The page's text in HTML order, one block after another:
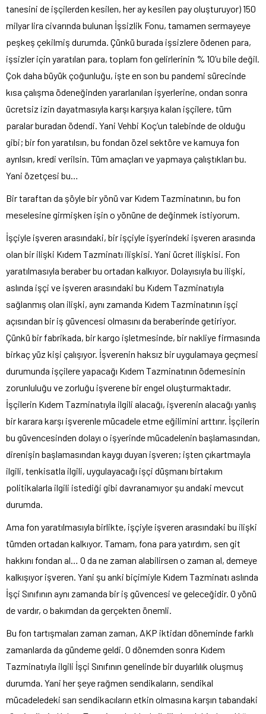
tanesini de işçilerden kesilen, her ay kesilen pay oluşturuyor) 150
milyar lira civarında bulunan İşsizlik Fonu, tamamen sermayeye
peşkeş çekilmiş durumda. Çünkü burada işsizlere ödenen para,
işsizler için yaratılan para, toplam fon gelirlerinin % 10’u bile değil.
Çok daha büyük çoğunluğu, işte en son bu pandemi sürecinde
kısa çalışma ödeneğinden yararlanılan işyerlerine, ondan sonra
ücretsiz izin dayatmasıyla karşı karşıya kalan işçilere, tüm
paralar buradan ödendi. Yani Vehbi Koç’un talebinde de olduğu
gibi; bir fon yaratılsın, bu fondan özel sektöre ve kamuya fon
ayrılsın, kredi verilsin. Tüm amaçları ve yapmaya çalıştıkları bu.
Yani özetçesi bu…
Bir taraftan da şöyle bir yönü var Kıdem Tazminatının, bu fon
meselesine girmişken işin o yönüne de değinmek istiyorum.
İşçiyle işveren arasındaki, bir işçiyle işyerindeki işveren arasında
olan bir ilişki Kıdem Tazminatı ilişkisi. Yani ücret ilişkisi. Fon
yaratılmasıyla beraber bu ortadan kalkıyor. Dolayısıyla bu ilişki,
aslında işçi ve işveren arasındaki bu Kıdem Tazminatıyla
sağlanmış olan ilişki, aynı zamanda Kıdem Tazminatının işçi
açısından bir iş güvencesi olmasını da beraberinde getiriyor.
Çünkü bir fabrikada, bir kargo işletmesinde, bir nakliye firmasında
birkaç yüz kişi çalışıyor. İşverenin haksız bir uygulamaya geçmesi
durumunda işçilere yapacağı Kıdem Tazminatının ödemesinin
zorunluluğu ve zorluğu işverene bir engel oluşturmaktadır.
İşçilerin Kıdem Tazminatıyla ilgili alacağı, işverenin alacağı yanlış
bir karara karşı işverenle mücadele etme eğilimini arttırır. İşçilerin
bu güvencesinden dolayı o işyerinde mücadelenin başlamasından,
direnişin başlamasından kaygı duyan işveren; işten çıkartmayla
ilgili, tenkisatla ilgili, uygulayacağı işçi düşmanı birtakım
politikalarla ilgili istediği gibi davranamıyor şu andaki mevcut
durumda.
Ama fon yaratılmasıyla birlikte, işçiyle işveren arasındaki bu ilişki
tümden ortadan kalkıyor. Tamam, fona para yatırdım, sen git
hakkını fondan al… O da ne zaman alabilirsen o zaman al, demeye
kalkışıyor işveren. Yani şu anki biçimiyle Kıdem Tazminatı aslında
İşçi Sınıfının aynı zamanda bir iş güvencesi ve geleceğidir. O yönü
de vardır, o bakımdan da gerçekten önemli.
Bu fon tartışmaları zaman zaman, AKP iktidarı döneminde farklı
zamanlarda da gündeme geldi. O dönemden sonra Kıdem
Tazminatıyla ilgili İşçi Sınıfının genelinde bir duyarlılık oluşmuş
durumda. Yani her şeye rağmen sendikaların, sendikal
mücadeledeki sarı sendikacıların etkin olmasına karşın tabandaki